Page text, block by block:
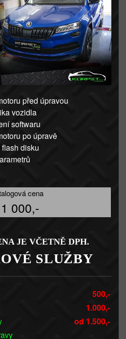
před úpravou
vozidla
softwaru
po úpravě
disku
cena
000,-
JE VČETNĚ DPH.
SLUŽBY
500,-
1.000,-
od 1.500,-